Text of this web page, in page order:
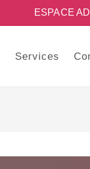
ESPACE AD
Services